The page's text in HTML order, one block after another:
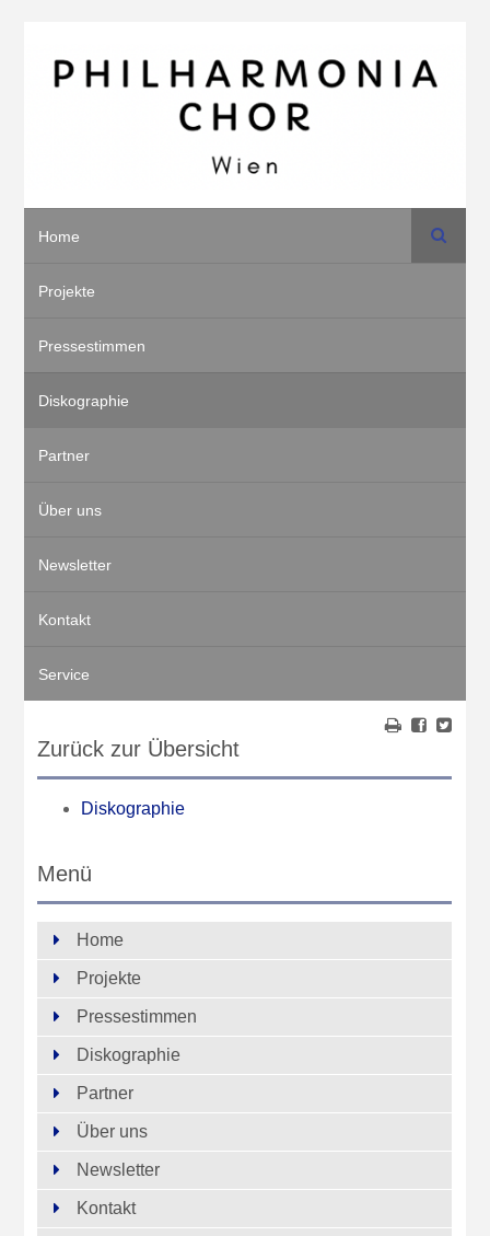
Home
Projekte
Pressestimmen
Diskographie
Partner
Über uns
Newsletter
Kontakt
Service
Suche
Zurück zur Übersicht
Diskographie
Menü
Home
Projekte
Pressestimmen
Diskographie
Partner
Über uns
Newsletter
Kontakt